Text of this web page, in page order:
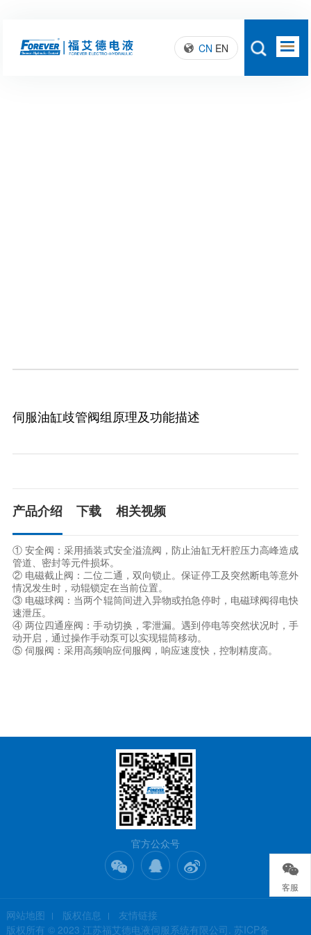
CN EN
伺服油缸歧管阀组原理及功能描述
产品介绍 下载 相关视频
① 安全阀：采用插装式安全溢流阀，防止油缸无杆腔压力高峰造成
管道、密封等元件损坏。
② 电磁截止阀：二位二通，双向锁止。保证停工及突然断电等意外
情况发生时，动辊锁定在当前位置。
③ 电磁球阀：当两个辊筒间进入异物或拍急停时，电磁球阀得电快
速泄压。
④ 两位四通座阀：手动切换，零泄漏。遇到停电等突然状况时，手
动开启，通过操作手动泵可以实现辊筒移动。
⑤ 伺服阀：采用高频响应伺服阀，响应速度快，控制精度高。
官方公众号
网站地图 版权信息
友情链接
版权所有 © 2023 江苏福艾德电液伺服系统有限公司. 苏ICP备
客服